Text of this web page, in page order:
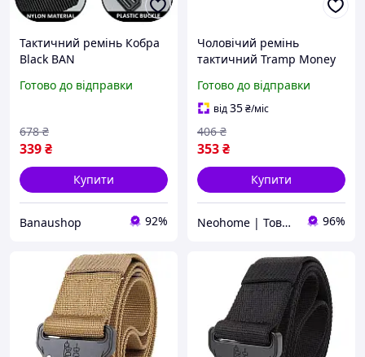
Тактичний ремінь Кобра
Black BAN
Готово до відправки
339₴
678 ₴
Купити
Banaushop 92%
Чоловічий ремінь
тактичний Tramp Money
black) (Niz14630)
Готово до відправки
від35₴/міс
353₴
406 ₴
Купити
Neohome | Товари для дому та дачі 96%